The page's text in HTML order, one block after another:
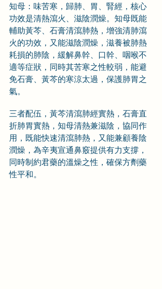
知母：味苦寒，歸肺、胃、腎經，核心
功效是清熱瀉火、滋陰潤燥。知母既能
輔助黃芩、石膏清瀉肺熱，增強清肺瀉
火的功效，又能滋陰潤燥，滋養被肺熱
耗損的肺陰，緩解鼻幹、口幹、咽喉不
適等症狀，同時其苦寒之性較弱，能避
免石膏、黃芩的寒涼太過，保護肺胃之
氣。
三者配伍，黃芩清瀉肺經實熱，石膏直
折肺胃實熱，知母清熱兼滋陰，協同作
用，既能快速清瀉肺熱，又能兼顧養陰
潤燥，為辛夷宣通鼻竅提供有力支撐，
同時制約君藥的溫燥之性，確保方劑藥
性平和。